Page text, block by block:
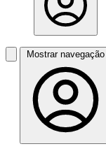
Mostrar navegação